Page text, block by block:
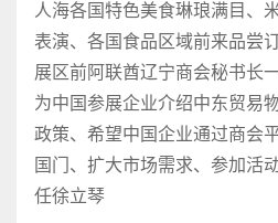
人海各国特色美食琳琅满目、
表演、各国食品区域前来品尝
展区前阿联酋辽宁商会秘书长
为中国参展企业介绍中东贸易
政策、希望中国企业通过商会
国门、扩大市场需求、参加活
任徐立琴